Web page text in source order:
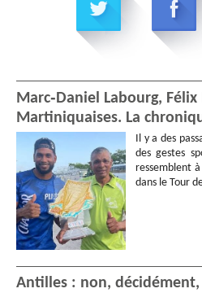
Marc‑Daniel Labourg,
Martiniquaises. La
Il y a des
des gestes
ressemblent
dans le Tour
Antilles : non,